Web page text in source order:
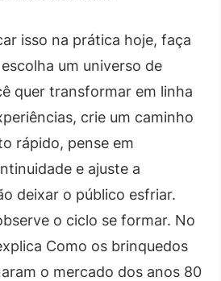
isso na prática hoje, faça
um universo de
quer transformar em linha
crie um caminho
rápido, pense em
e ajuste a
deixar o público esfriar.
o ciclo se formar. No
Como os brinquedos
o mercado dos anos 80